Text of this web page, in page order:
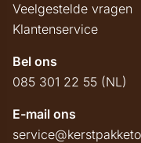
Veelgestelde vragen
Klantenservice
Bel ons
085 301 22 55 (NL)
E-mail ons